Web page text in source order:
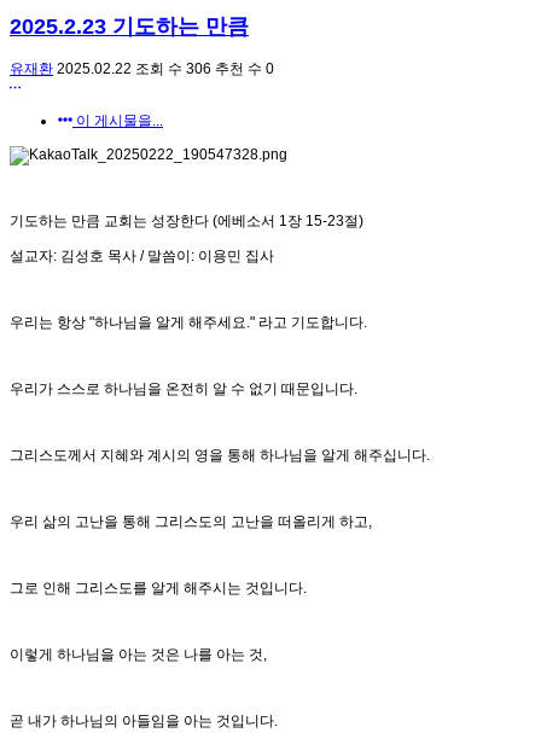
2025.2.23 기도하는 만큼
유재환 2025.02.22 조회 수 306 추천 수 0
이 게시물을...
기도하는 만큼 교회는 성장한다 (에베소서 1장 15-23절)
설교자: 김성호 목사 / 말씀이: 이용민 집사
우리는 항상 "하나님을 알게 해주세요." 라고 기도합니다.
우리가 스스로 하나님을 온전히 알 수 없기 때문입니다.
그리스도께서 지혜와 계시의 영을 통해 하나님을 알게 해주십니다.
우리 삶의 고난을 통해 그리스도의 고난을 떠올리게 하고,
그로 인해 그리스도를 알게 해주시는 것입니다.
이렇게 하나님을 아는 것은 나를 아는 것,
곧 내가 하나님의 아들임을 아는 것입니다.